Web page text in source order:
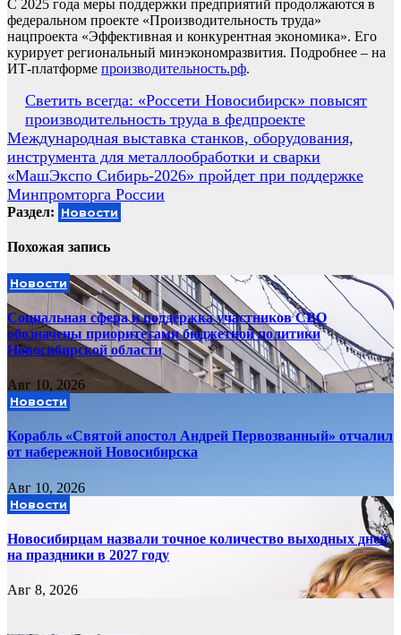
С 2025 года меры поддержки предприятий продолжаются в
федеральном проекте «Производительность труда»
нацпроекта «Эффективная и конкурентная экономика». Его
курирует региональный минэкономразвития. Подробнее – на
ИТ-платформе производительность.рф.
Навигация
по
записям
Светить всегда: «Россети Новосибирск» повысят
производительность труда в федпроекте
Международная выставка станков, оборудования,
инструмента для металлообработки и сварки
«МашЭкспо Сибирь-2026» пройдет при поддержке
Минпромторга России
Раздел: Новости
Похожая запись
Новости
Социальная сфера и поддержка участников СВО
обозначены приоритетами бюджетной политики
Новосибирской области
Авг 10, 2026
Новости
Корабль «Святой апостол Андрей Первозванный» отчалил
от набережной Новосибирска
Авг 10, 2026
Новости
Новосибирцам назвали точное количество выходных дней
на праздники в 2027 году
Авг 8, 2026